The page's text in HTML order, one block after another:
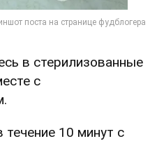
в стерилизованные
с
течение 10 минут с